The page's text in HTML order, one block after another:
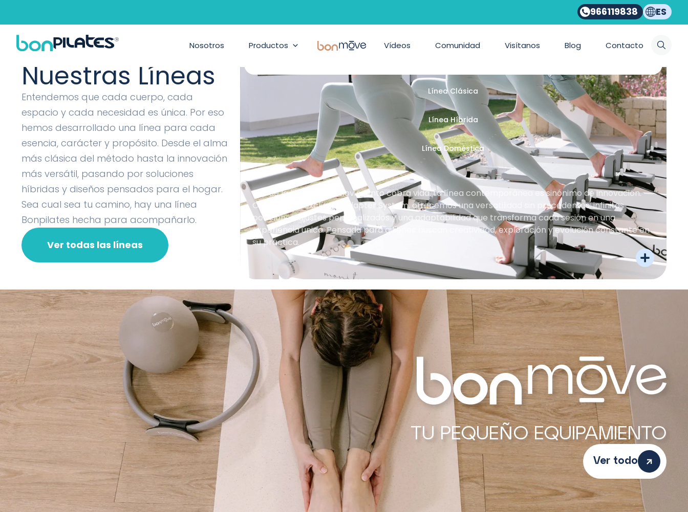
966119838 ES
Nosotros Productos BonMove Vídeos Comunidad Visítanos Blog Contacto
Nuestras Líneas
Entendemos que cada cuerpo, cada
espacio y cada necesidad es única. Por eso
hemos desarrollado una línea para cada
esencia, carácter y propósito. Desde el alma
más clásica del método hasta la innovación
más versátil, pasando por soluciones
híbridas y diseños pensados para el hogar.
Sea cual sea tu camino, hay una línea
Bonpilates hecha para acompañarlo.
Ver todas las líneas
Línea Clásica
Línea Híbrida
Línea Doméstica
Donde la libertad de movimiento cobra vida. La línea contemporánea es sinónimo de innovación.
Con nuestro exclusivo Adapter System, ofrecemos una versatilidad sin precedentes: infinitas
posiciones, ajustes personalizados y una adaptabilidad que transforma cada sesión en una
experiencia única. Pensada para quienes buscan creatividad, exploración y evolución constante en
su práctica.
TU PEQUEÑO EQUIPAMIENTO
Ver todo